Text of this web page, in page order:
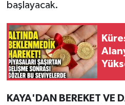
başlayacak.
KAYA'DAN BEREKET VE